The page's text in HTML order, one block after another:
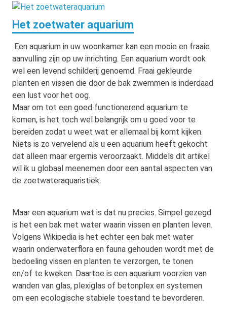
Het zoetwater aquarium
Een aquarium in uw woonkamer kan een mooie en fraaie
aanvulling zijn op uw inrichting. Een aquarium wordt ook
wel een levend schilderij genoemd. Fraai gekleurde
planten en vissen die door de bak zwemmen is inderdaad
een lust voor het oog.
Maar om tot een goed functionerend aquarium te
komen, is het toch wel belangrijk om u goed voor te
bereiden zodat u weet wat er allemaal bij komt kijken.
Niets is zo vervelend als u een aquarium heeft gekocht
dat alleen maar ergernis veroorzaakt. Middels dit artikel
wil ik u globaal meenemen door een aantal aspecten van
de zoetwateraquaristiek.
Maar een aquarium wat is dat nu precies. Simpel gezegd
is het een bak met water waarin vissen en planten leven.
Volgens Wikipedia is het echter een bak met water
waarin onderwaterflora en fauna gehouden wordt met de
bedoeling vissen en planten te verzorgen, te tonen
en/of te kweken. Daartoe is een aquarium voorzien van
wanden van glas, plexiglas of betonplex en systemen
om een ecologische stabiele toestand te bevorderen.